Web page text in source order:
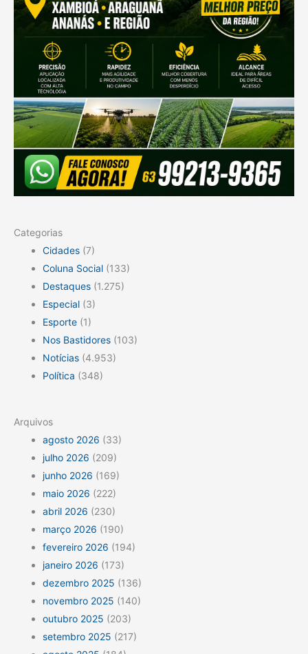
Categorias
Cidades (7)
Coluna Social (133)
Destaques (1.275)
Especial (3)
Esporte (1)
Nos Bastidores (103)
Notícias (4.953)
Política (348)
Arquivos
agosto 2026 (33)
julho 2026 (209)
junho 2026 (169)
maio 2026 (222)
abril 2026 (230)
março 2026 (190)
fevereiro 2026 (194)
janeiro 2026 (173)
dezembro 2025 (136)
novembro 2025 (140)
outubro 2025 (203)
setembro 2025 (217)